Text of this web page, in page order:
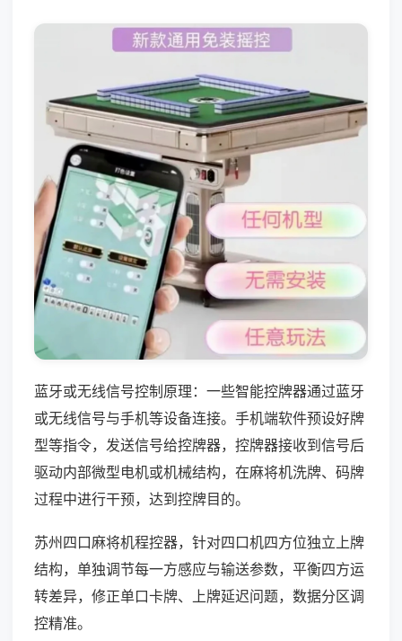
蓝牙或无线信号控制原理：一些智能控牌器通过蓝牙
或无线信号与手机等设备连接。手机端软件预设好牌
型等指令，发送信号给控牌器，控牌器接收到信号后
驱动内部微型电机或机械结构，在麻将机洗牌、码牌
过程中进行干预，达到控牌目的。
苏州四口麻将机程控器，针对四口机四方位独立上牌
结构，单独调节每一方感应与输送参数，平衡四方运
转差异，修正单口卡牌、上牌延迟问题，数据分区调
控精准。